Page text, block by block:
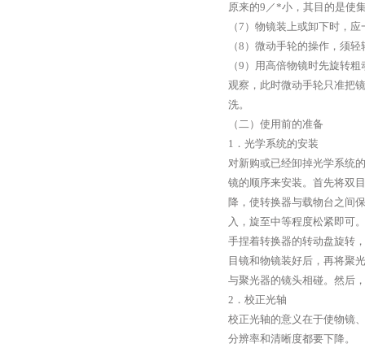
原来的9／*小，其目的是使
（7）物镜装上或卸下时，
（8）微动手轮的操作，须
（9）用高倍物镜时先旋转
观察，此时微动手轮只准把
洗。
（二）使用前的准备
1．光学系统的安装
对新购或已经卸掉光学系统
镜的顺序来安装。首先将双
降，使转换器与载物台之间
入，旋至中等程度松紧即可
手捏着转换器的转动盘旋转
目镜和物镜装好后，再将聚
与聚光器的镜头相碰。然后
2．校正光轴
校正光轴的意义在于使物镜
分辨率和清晰度都要下降。